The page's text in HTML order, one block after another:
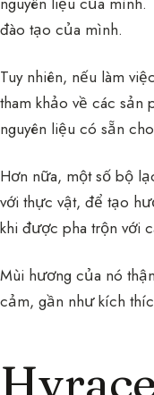
đào tạo của mình.
Tuy nhiên, nếu làm
tham khảo về các
nguyên liệu có sẵn
Hơn nữa, một số bộ
với thực vật, để tạo
khi được pha trộn với
Mùi hương của nó
cảm, gần như kích